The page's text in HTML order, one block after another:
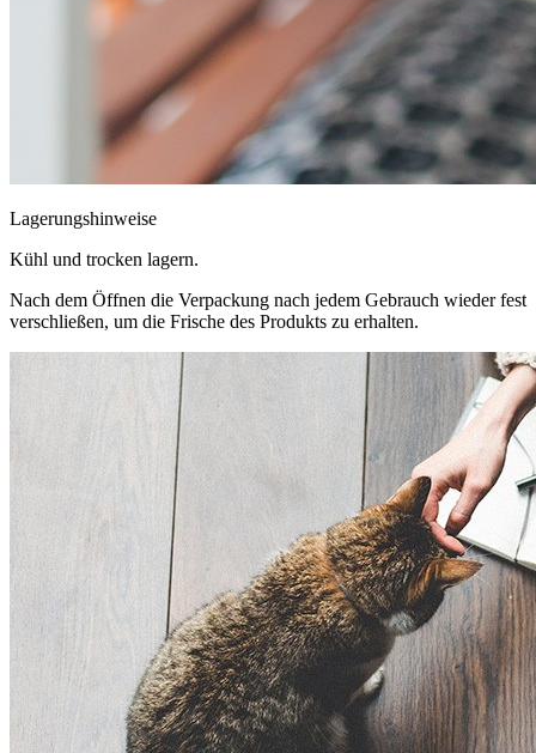
Lagerungshinweise
Kühl und trocken lagern.
Nach dem Öffnen die Verpackung nach jedem Gebrauch wieder fest
verschließen, um die Frische des Produkts zu erhalten.